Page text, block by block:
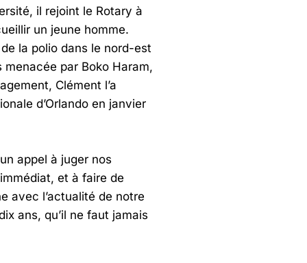
il rejoint le Rotary à
un jeune homme.
la polio dans le nord-est
par Boko Haram,
Clément l’a
d’Orlando en janvier
appel à juger nos
et à faire de
avec l’actualité de notre
ans, qu’il ne faut jamais